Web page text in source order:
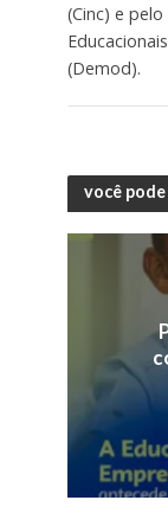
(Cinc) e
(Demod).
você